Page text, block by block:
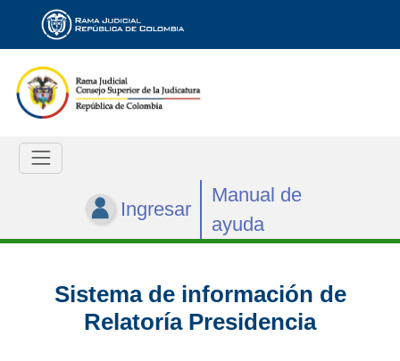
Ingresar
Manual de
ayuda
Sistema de información de
Relatoría Presidencia